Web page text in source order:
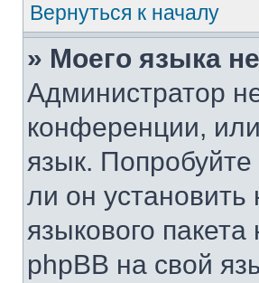
Вернуться к началу
» Моего языка
Администратор
конференции,
язык.
ли он установить
языкового
phpBB на свой